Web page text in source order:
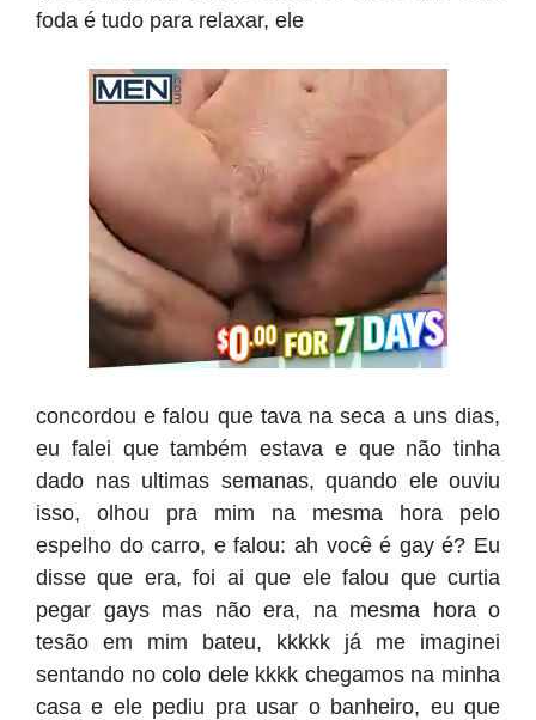
foda é tudo para relaxar, ele
concordou e falou que tava na seca a uns dias,
eu falei que também estava e que não tinha
dado nas ultimas semanas, quando ele ouviu
isso, olhou pra mim na mesma hora pelo
espelho do carro, e falou: ah você é gay é? Eu
disse que era, foi ai que ele falou que curtia
pegar gays mas não era, na mesma hora o
tesão em mim bateu, kkkkk já me imaginei
sentando no colo dele kkkk chegamos na minha
casa e ele pediu pra usar o banheiro, eu que